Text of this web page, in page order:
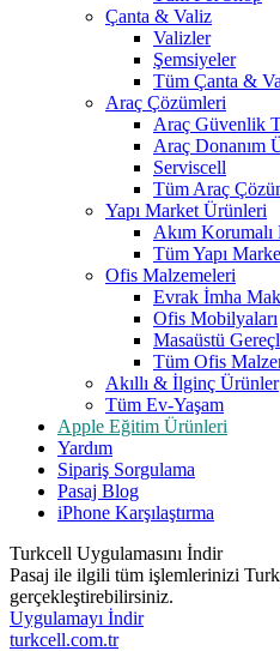
Çanta & Valiz
Valizler
Şemsiyeler
Tüm Çanta &
Araç Çözümleri
Araç Güvenlik
Araç Donanım
Serviscell
Tüm Araç
Yapı Market Ürünleri
Akım Korumalı
Tüm Yapı
Ofis Malzemeleri
Evrak İmha
Ofis Mobilyaları
Masaüstü
Tüm Ofis
Akıllı & İlginç Ürünler
Tüm Ev-Yaşam
Apple Eğitim Ürünleri
Yardım
Sipariş Sorgulama
Pasaj Blog
iPhone Karşılaştırma
Turkcell Uygulamasını İndir
Pasaj ile ilgili tüm işlemlerinizi
gerçekleştirebilirsiniz.
Uygulamayı İndir
turkcell.com.tr